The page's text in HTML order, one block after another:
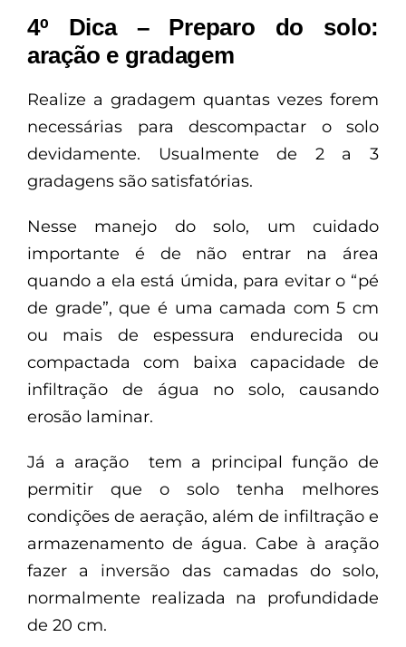
4º Dica – Preparo do solo:
aração e gradagem
Realize a gradagem quantas vezes forem
necessárias para descompactar o solo
devidamente. Usualmente de 2 a 3
gradagens são satisfatórias.
Nesse manejo do solo, um cuidado
importante é de não entrar na área
quando a ela está úmida, para evitar o “pé
de grade”, que é uma camada com 5 cm
ou mais de espessura endurecida ou
compactada com baixa capacidade de
infiltração de água no solo, causando
erosão laminar.
Já a aração tem a principal função de
permitir que o solo tenha melhores
condições de aeração, além de infiltração e
armazenamento de água. Cabe à aração
fazer a inversão das camadas do solo,
normalmente realizada na profundidade
de 20 cm.